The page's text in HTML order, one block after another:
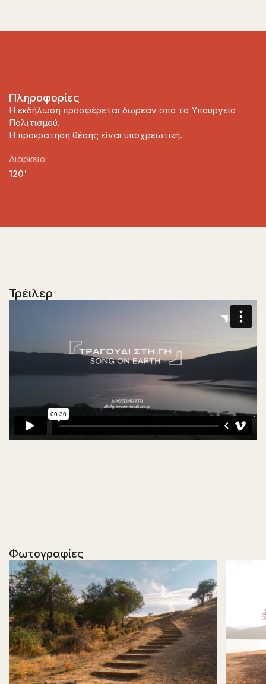
Πληροφορίες
Η εκδήλωση προσφέρεται δωρεάν από το Υπουργείο
Πολιτισμού.
Η προκράτηση θέσης είναι υποχρεωτική.
Διάρκεια
120'
Τρέιλερ
Φωτογραφίες